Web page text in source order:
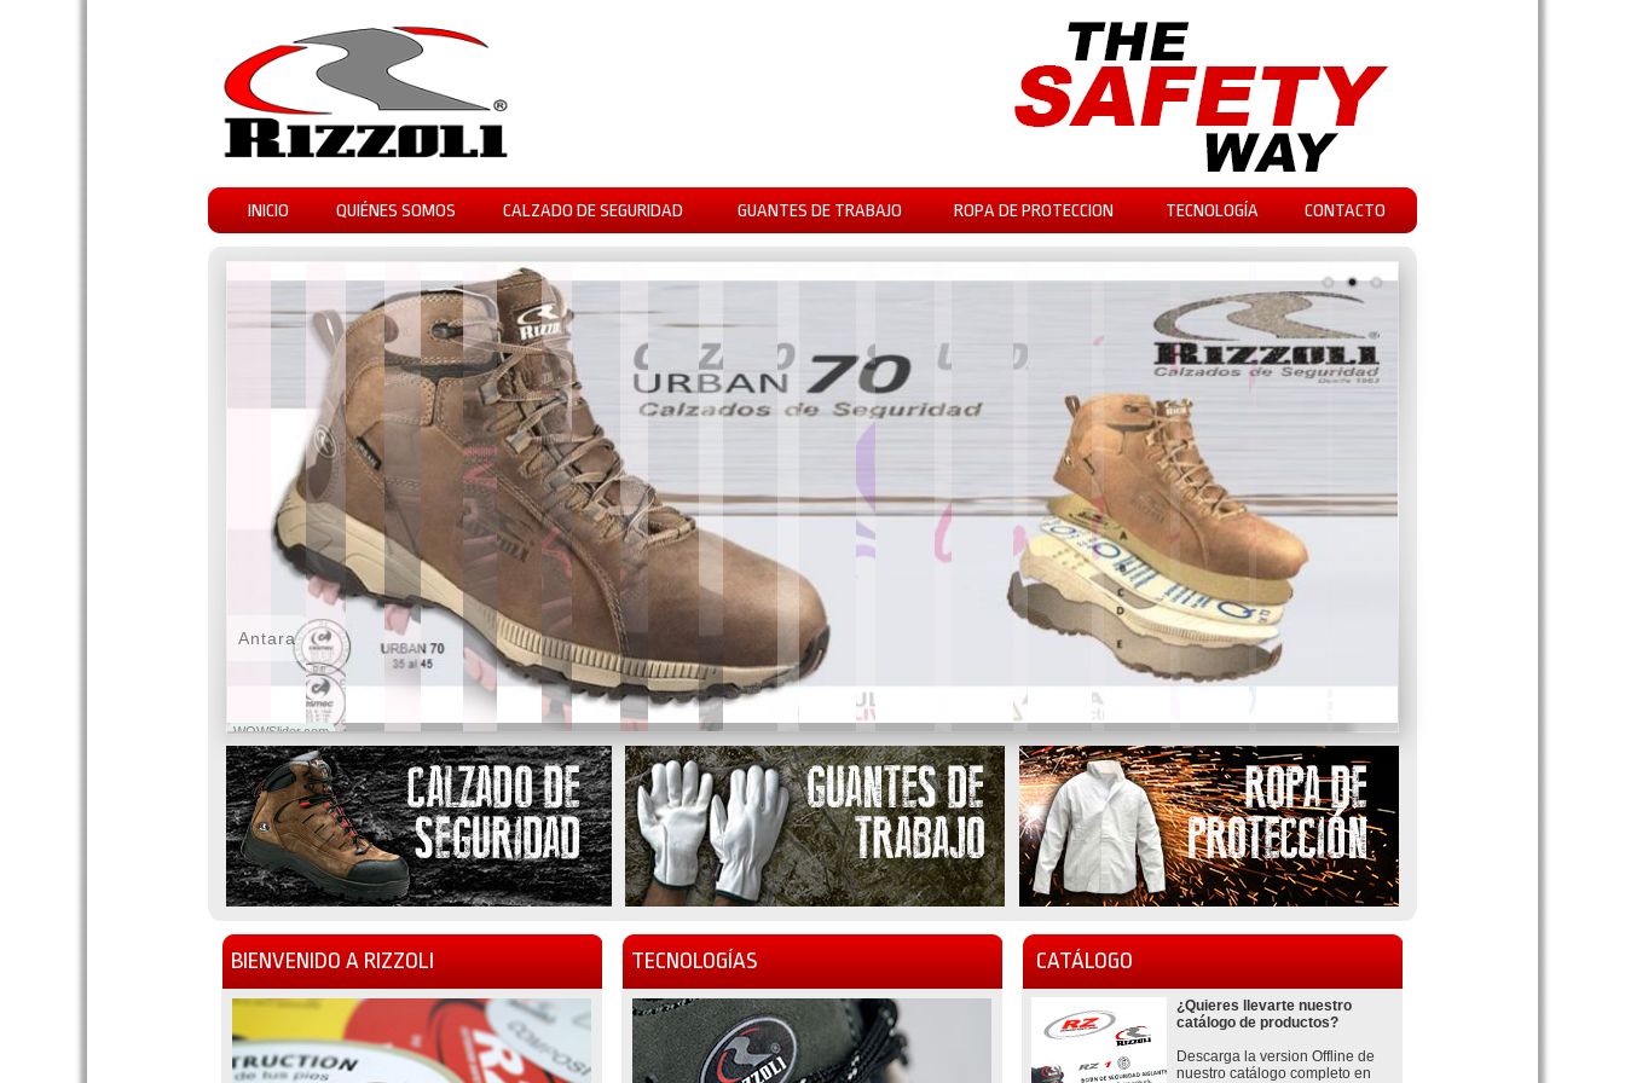
INICIO QUIÉNES SOMOS CALZADO DE SEGURIDAD GUANTES DE TRABAJO ROPA DE PROTECCION TECNOLOGÍA CONTACTO
WOWSlider.com
Antara
BIENVENIDO A RIZZOLI TECNOLOGÍAS CATÁLOGO
¿Quieres llevarte nuestro
catálogo de productos?
Descarga la version Offline de
nuestro catálogo completo en